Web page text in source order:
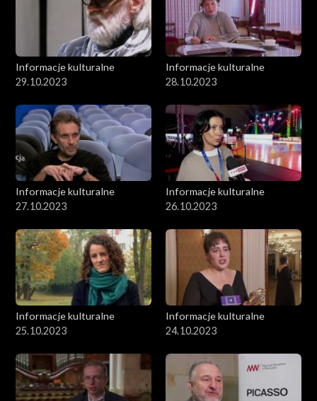
Informacje kulturalne
29.10.2023
Informacje kulturalne
28.10.2023
Informacje kulturalne
27.10.2023
Informacje kulturalne
26.10.2023
Informacje kulturalne
25.10.2023
Informacje kulturalne
24.10.2023